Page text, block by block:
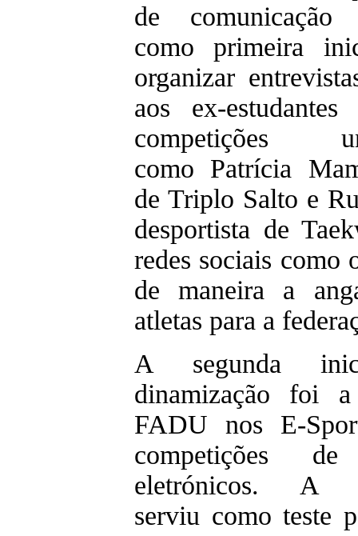
de comunicação
como primeira
organizar
aos ex-
competições
como Patrícia
de Triplo Salto e
desportista de
redes sociais como
de maneira a
atletas para a
A segunda
dinamização foi
FADU nos E-
competições de
eletrónicos. A
serviu como teste